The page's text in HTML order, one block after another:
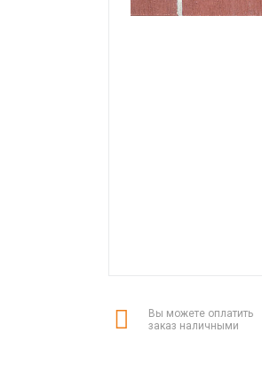
Вы можете оплатить
заказ наличными